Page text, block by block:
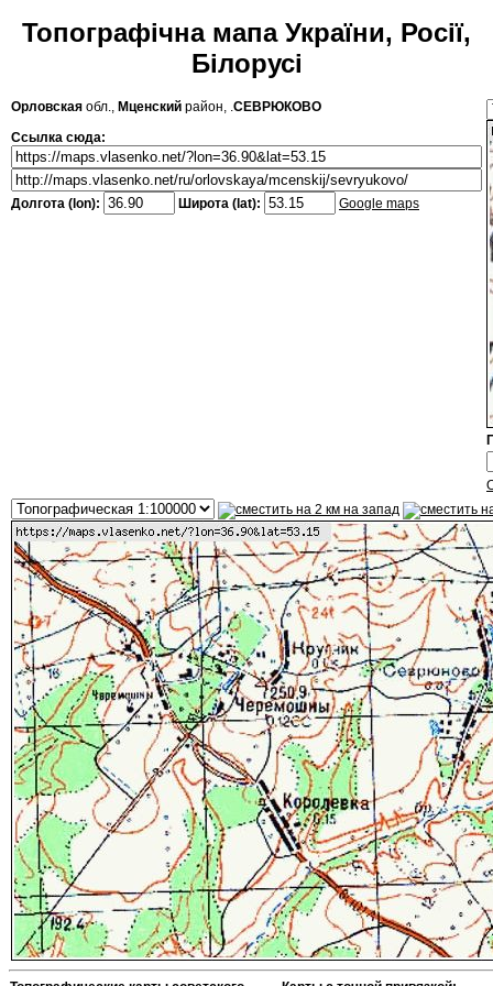
Топографічна мапа України, Росії,
Білорусі
Орловская обл., Мценский район, .СЕВРЮКОВО
Ссылка сюда:
Долгота (lon): Широта (lat): Google maps